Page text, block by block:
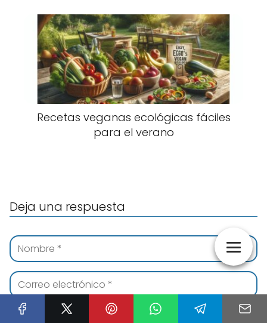
Recetas veganas ecológicas fáciles
para el verano
Deja una respuesta